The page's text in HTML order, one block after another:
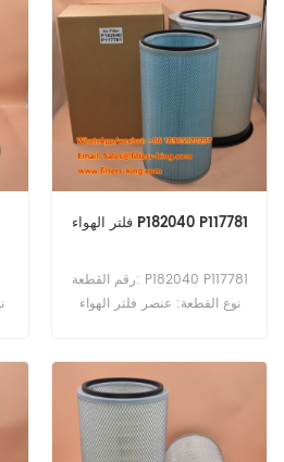
فلتر الهواء P182040 P117781
رقم القطعة: P182040 P117781
نوع القطعة: عنصر فلتر الهواء